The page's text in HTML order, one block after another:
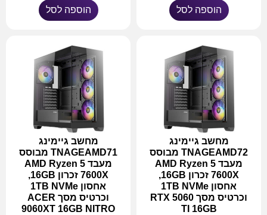
הוספה לסל הוספה לסל
מחשב גיימינג
TNAGEAMD72 מבוסס
מעבד AMD Ryzen 5
7600X זכרון 16GB,
אחסון 1TB NVMe
וכרטיס מסך RTX 5060
TI 16GB
מחשב גיימינג
TNAGEAMD71 מבוסס
מעבד AMD Ryzen 5
7600X זכרון 16GB,
אחסון 1TB NVMe
וכרטיס מסך ACER
9060XT 16GB NITRO